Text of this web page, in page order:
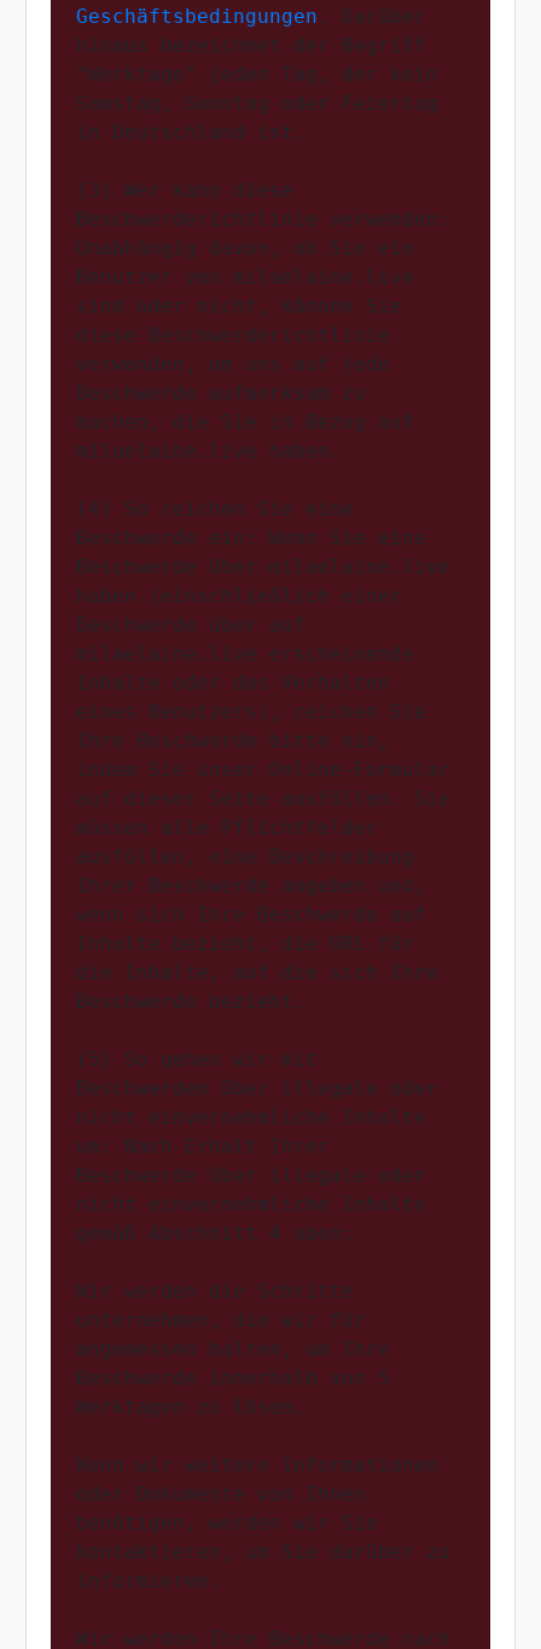
Geschäftsbedingungen . Darüber
hinaus bezeichnet der Begriff
"Werktage" jeden Tag, der kein
Samstag, Sonntag oder Feiertag
in Deutschland ist.
(3) Wer kann diese
Beschwerderichtlinie verwenden:
Unabhängig davon, ob Sie ein
Benutzer von milaelaine.live
sind oder nicht, können Sie
diese Beschwerderichtlinie
verwenden, um uns auf jede
Beschwerde aufmerksam zu
machen, die Sie in Bezug auf
milaelaine.live haben.
(4) So reichen Sie eine
Beschwerde ein: Wenn Sie eine
Beschwerde über milaelaine.live
haben (einschließlich einer
Beschwerde über auf
milaelaine.live erscheinende
Inhalte oder das Verhalten
eines Benutzers), reichen Sie
Ihre Beschwerde bitte ein,
indem Sie unser Online-Formular
auf dieser Seite ausfüllen. Sie
müssen alle Pflichtfelder
ausfüllen, eine Beschreibung
Ihrer Beschwerde angeben und,
wenn sich Ihre Beschwerde auf
Inhalte bezieht, die URL für
die Inhalte, auf die sich Ihre
Beschwerde bezieht.
(5) So gehen wir mit
Beschwerden über illegale oder
nicht einvernehmliche Inhalte
um: Nach Erhalt Ihrer
Beschwerde über illegale oder
nicht einvernehmliche Inhalte
gemäß Abschnitt 4 oben:
Wir werden die Schritte
unternehmen, die wir für
angemessen halten, um Ihre
Beschwerde innerhalb von 5
Werktagen zu lösen.
Wenn wir weitere Informationen
oder Dokumente von Ihnen
benötigen, werden wir Sie
kontaktieren, um Sie darüber zu
informieren.
Wir werden Ihre Beschwerde nach